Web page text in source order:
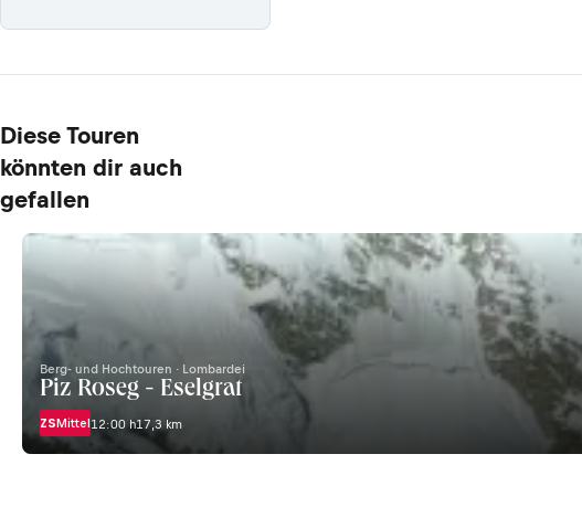
Diese Touren
könnten dir auch
gefallen
Berg- und Hochtouren · Lombardei
Piz Roseg - Eselgrat
ZSMittel12:00 h17,3 km